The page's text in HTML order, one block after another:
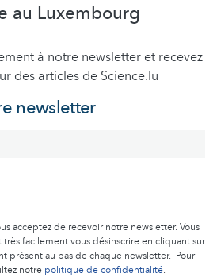
au Luxembourg
à notre newsletter et recevez
des articles de Science.lu
newsletter
acceptez de recevoir notre newsletter. Vous
facilement vous désinscrire en cliquant sur
présent au bas de chaque newsletter. Pour
notre politique de confidentialité.